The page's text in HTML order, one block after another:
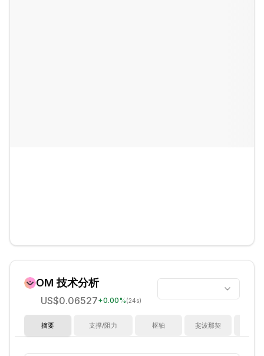
OM 技术分析
US$0.06527+0.00%(24s)
摘要 支撑/阻力 枢轴 斐波那契